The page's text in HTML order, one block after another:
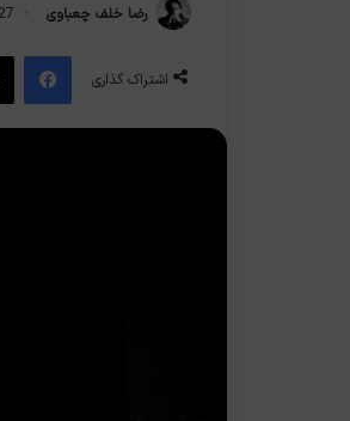
رضا خلف چعباوی
اشتراک گذاری
فیس بوک